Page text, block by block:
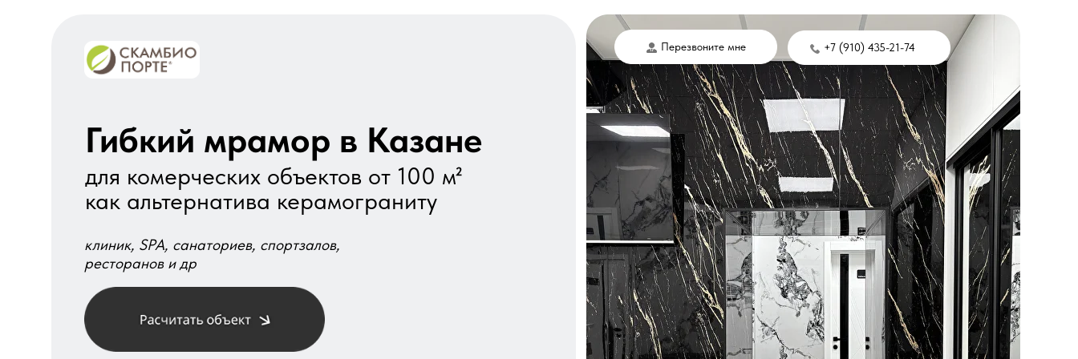
клиник, SPA, санаториев, спортзалов,
ресторанов и др
для комерческих объектов от 100 м²
как альтернатива керамограниту
Гибкий мрамор в Казане
+7 (910) 435-21-74
Перезвоните мне